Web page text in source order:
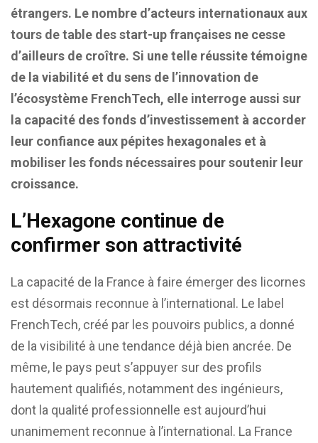
étrangers. Le nombre d’acteurs internationaux aux
tours de table des start-up françaises ne cesse
d’ailleurs de croître. Si une telle réussite témoigne
de la viabilité et du sens de l’innovation de
l’écosystème FrenchTech, elle interroge aussi sur
la capacité des fonds d’investissement à accorder
leur confiance aux pépites hexagonales et à
mobiliser les fonds nécessaires pour soutenir leur
croissance.
L’Hexagone continue de
confirmer son attractivité
La capacité de la France à faire émerger des licornes
est désormais reconnue à l’international. Le label
FrenchTech, créé par les pouvoirs publics, a donné
de la visibilité à une tendance déjà bien ancrée. De
même, le pays peut s’appuyer sur des profils
hautement qualifiés, notamment des ingénieurs,
dont la qualité professionnelle est aujourd’hui
unanimement reconnue à l’international. La France